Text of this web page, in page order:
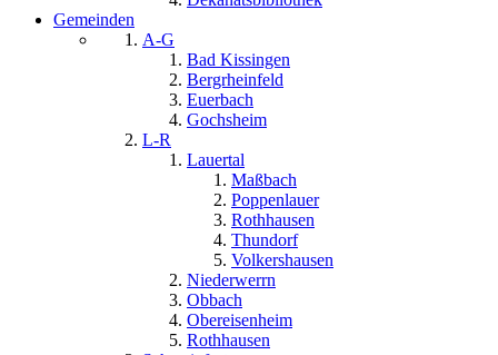
Gemeinden
A-G
Bad Kissingen
Bergrheinfeld
Euerbach
Gochsheim
L-R
Lauertal
Maßbach
Poppenlauer
Rothhausen
Thundorf
Volkershausen
Niederwerrn
Obbach
Obereisenheim
Rothhausen